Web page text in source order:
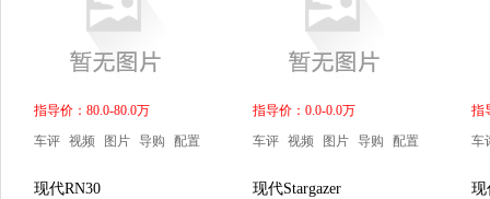
指导价：80.0-80.0万
车评 视频 图片 导购 配置
指导价：0.0-0.0万
车评 视频 图片 导购 配置
指
车
现代RN30 现代Stargazer 现